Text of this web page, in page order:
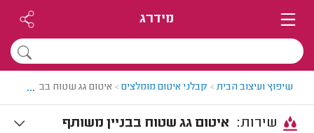
מידרג
שיפוץ ועיצוב הבית> קבלני איטום מומלצים> איטום גג שטוח בבניין
...
איטום גג שטוח בבניין משותף